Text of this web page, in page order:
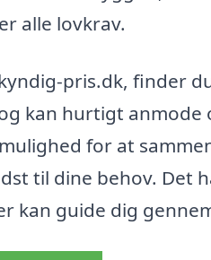
alle lovkrav.
pris.dk, finder
kan hurtigt
for at
til dine behov.
kan guide dig